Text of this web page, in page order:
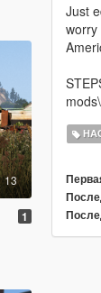
13
1
Just
worry